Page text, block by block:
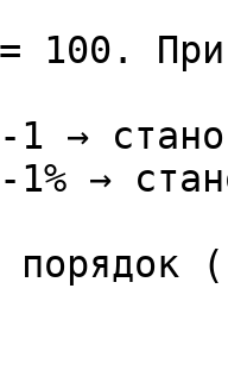
100.
→
→